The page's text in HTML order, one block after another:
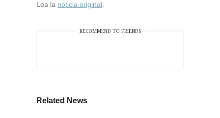
Lea la noticia original
RECOMMEND TO FRIENDS
Related News